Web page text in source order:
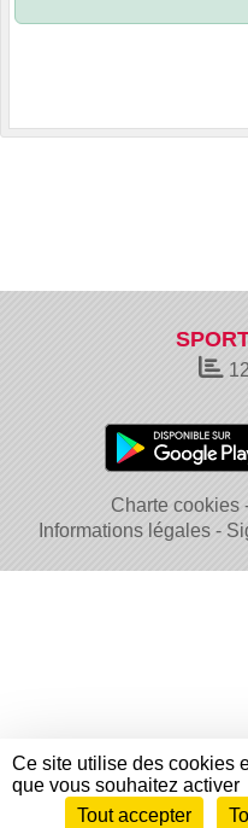
Charte cookies
Informations légales
Envie de participer ?
Ce site utilise des cookies
que vous souhaitez activer
Tout accepter